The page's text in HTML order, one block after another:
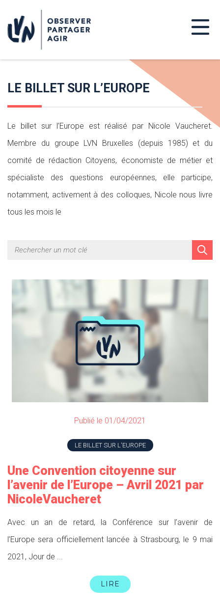
LE BILLET SUR L’EUROPE
Le billet sur l’Europe est réalisé par Nicole Vaucheret.
Membre du groupe LVN Bruxelles (depuis 1985) et du
comité de rédaction Citoyens, économiste de métier et
spécialiste des questions européennes, elle participe,
notamment, activement à des colloques, Nicole nous livre
tous les mois le
Publié le 01/04/2021
LE BILLET SUR L'EUROPE
Une Convention citoyenne sur
l’avenir de l’Europe – Avril 2021 par
NicoleVaucheret
Avec un an de retard, la Conférence sur l’avenir de
l’Europe sera officiellement lancée à Strasbourg, le 9 mai
2021, Jour de ...
LIRE